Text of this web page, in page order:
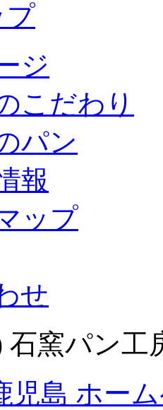
プ
ジ
こだわり
パン
報
ップ
せ
石窯パン工
児島 ホー